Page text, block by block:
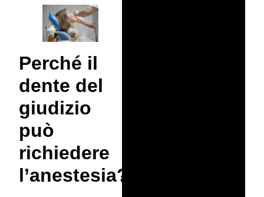
Perché il
dente del
giudizio
può
richiedere
l’anestesia?